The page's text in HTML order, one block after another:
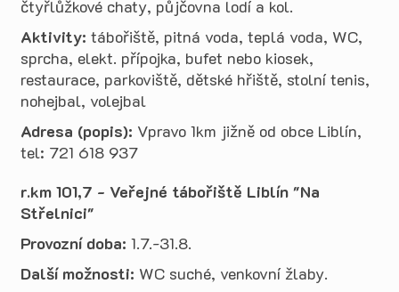
čtyřlůžkové chaty, půjčovna lodí a kol.
Aktivity: tábořiště, pitná voda, teplá voda, WC,
sprcha, elekt. přípojka, bufet nebo kiosek,
restaurace, parkoviště, dětské hřiště, stolní tenis,
nohejbal, volejbal
Adresa (popis): Vpravo 1km jižně od obce Liblín,
tel: 721 618 937
r.km 101,7 - Veřejné tábořiště Liblín "Na
Střelnici"
Provozní doba: 1.7.-31.8.
Další možnosti: WC suché, venkovní žlaby.